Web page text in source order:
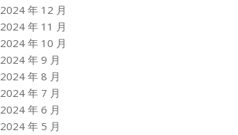
2024 年 12 月
2024 年 11 月
2024 年 10 月
2024 年 9 月
2024 年 8 月
2024 年 7 月
2024 年 6 月
2024 年 5 月